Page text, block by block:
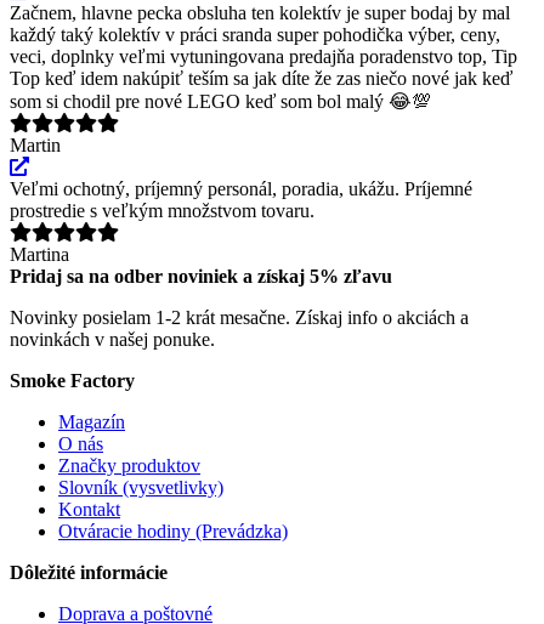
Začnem, hlavne pecka obsluha ten kolektív je super bodaj by mal
každý taký kolektív v práci sranda super pohodička výber, ceny,
veci, doplnky veľmi vytuningovana predajňa poradenstvo top, Tip
Top keď idem nakúpiť teším sa jak díte že zas niečo nové jak keď
som si chodil pre nové LEGO keď som bol malý 😂💯
Martin
Veľmi ochotný, príjemný personál, poradia, ukážu. Príjemné
prostredie s veľkým množstvom tovaru.
Martina
Pridaj sa na odber noviniek a získaj 5% zľavu
Novinky posielam 1-2 krát mesačne. Získaj info o akciách a
novinkách v našej ponuke.
Smoke Factory
Magazín
O nás
Značky produktov
Slovník (vysvetlivky)
Kontakt
Otváracie hodiny (Prevádzka)
Dôležité informácie
Doprava a poštovné